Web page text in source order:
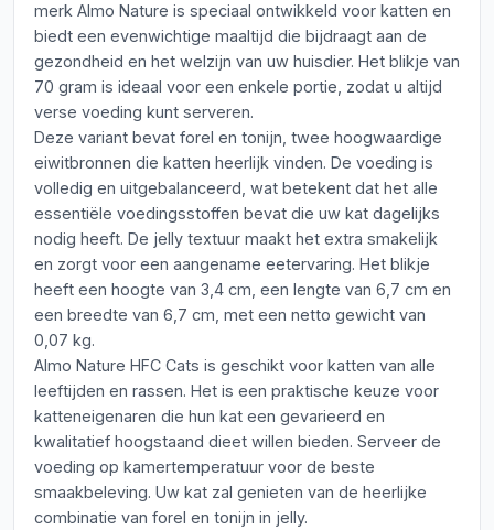
merk Almo Nature is speciaal ontwikkeld voor katten en
biedt een evenwichtige maaltijd die bijdraagt aan de
gezondheid en het welzijn van uw huisdier. Het blikje van
70 gram is ideaal voor een enkele portie, zodat u altijd
verse voeding kunt serveren.
Deze variant bevat forel en tonijn, twee hoogwaardige
eiwitbronnen die katten heerlijk vinden. De voeding is
volledig en uitgebalanceerd, wat betekent dat het alle
essentiële voedingsstoffen bevat die uw kat dagelijks
nodig heeft. De jelly textuur maakt het extra smakelijk
en zorgt voor een aangename eetervaring. Het blikje
heeft een hoogte van 3,4 cm, een lengte van 6,7 cm en
een breedte van 6,7 cm, met een netto gewicht van
0,07 kg.
Almo Nature HFC Cats is geschikt voor katten van alle
leeftijden en rassen. Het is een praktische keuze voor
katteneigenaren die hun kat een gevarieerd en
kwalitatief hoogstaand dieet willen bieden. Serveer de
voeding op kamertemperatuur voor de beste
smaakbeleving. Uw kat zal genieten van de heerlijke
combinatie van forel en tonijn in jelly.